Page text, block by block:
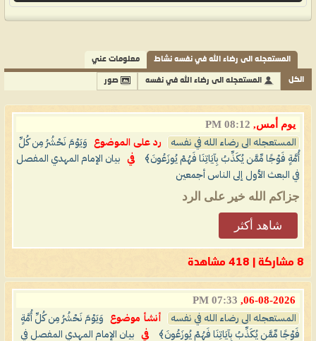
المستعجله الى رضاء الله في نفسه نشاط معلومات عني
الكل المستعجله الى رضاء الله في نفسه صور
يوم أمس, 08:12 PM
المستعجله الى رضاء الله في نفسه رد على الموضوع
وَيَوْمَ نَحْشُرُ مِن كُلِّ
أُمَّةٍ فَوْجًا مِّمَّن يُكَذِّبُ بِآيَاتِنَا فَهُمْ يُوزَعُونَ﴾
في
بيان الإمام المهدي المفصل
في البعث الأول إلى الناس أجمعين
جزاكم الله خير على الرد
شاهد أكثر
8 مشاركة | 418 مشاهدة
06-08-2026,
07:33 PM
المستعجله الى رضاء الله في نفسه أنشأ موضوع
وَيَوْمَ نَحْشُرُ مِن كُلِّ أُمَّةٍ
فَوْجًا مِّمَّن يُكَذِّبُ بِآيَاتِنَا فَهُمْ يُوزَعُونَ﴾
في
بيان الإمام المهدي المفصل في